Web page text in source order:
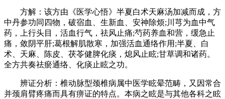
方解：该方由《医学心悟》半夏白术天麻汤加减而成，方
中丹参功同四物，破宿血、生新血、安神除烦;川芎为血中气
药，上行头目，活血行气，祛风止痛;芍药养血和营，缓急止
痛，敛阴平肝;葛根解肌散寒，加强活血通络作用;半夏、白
术、天麻、陈皮、茯苓健脾化痰，熄风止眩;甘草调和诸药。
全方共奏祛瘀通络、化痰止眩之功。
辨证分析：椎动脉型颈椎病属中医学眩晕范畴，又因常合
并颈肩臂疼痛而具有痹证的特点。本病之眩是与其他各科之眩